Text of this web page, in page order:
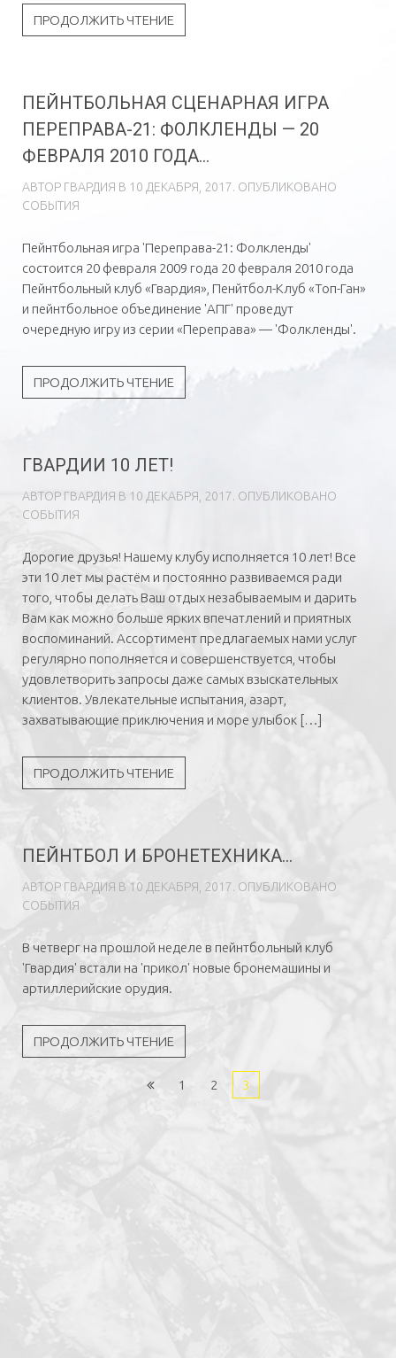
ПРОДОЛЖИТЬ ЧТЕНИЕ
ПЕЙНТБОЛЬНАЯ СЦЕНАРНАЯ ИГРА
ПЕРЕПРАВА-21: ФОЛКЛЕНДЫ — 20
ФЕВРАЛЯ 2010 ГОДА...
АВТОР ГВAРДИЯ В 10 ДЕКАБРЯ, 2017. ОПУБЛИКОВАНО
СОБЫТИЯ
Пейнтбольная игра 'Переправа-21: Фолкленды'
состоится 20 февраля 2009 года 20 февраля 2010 года
Пейнтбольный клуб «Гвардия», Пенйтбол-Клуб «Топ-Ган»
и пейнтбольное объединение 'АПГ' проведут
очередную игру из серии «Переправа» — 'Фолкленды'.
ПРОДОЛЖИТЬ ЧТЕНИЕ
ГВАРДИИ 10 ЛЕТ!
АВТОР ГВAРДИЯ В 10 ДЕКАБРЯ, 2017. ОПУБЛИКОВАНО
СОБЫТИЯ
Дорогие друзья! Нашему клубу исполняется 10 лет! Все
эти 10 лет мы растём и постоянно развиваемся ради
того, чтобы делать Ваш отдых незабываемым и дарить
Вам как можно больше ярких впечатлений и приятных
воспоминаний. Ассортимент предлагаемых нами услуг
регулярно пополняется и совершенствуется, чтобы
удовлетворить запросы даже самых взыскательных
клиентов. Увлекательные испытания, азарт,
захватывающие приключения и море улыбок […]
ПРОДОЛЖИТЬ ЧТЕНИЕ
ПЕЙНТБОЛ И БРОНЕТЕХНИКА...
АВТОР ГВAРДИЯ В 10 ДЕКАБРЯ, 2017. ОПУБЛИКОВАНО
СОБЫТИЯ
В четверг на прошлой неделе в пейнтбольный клуб
'Гвардия' встали на 'прикол' новые бронемашины и
артиллерийские орудия.
ПРОДОЛЖИТЬ ЧТЕНИЕ
1 2 3